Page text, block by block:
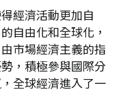
經濟活動更加自
自由化和全球化，
市場經濟主義的指
，積極參與國際分
全球經濟進入了一